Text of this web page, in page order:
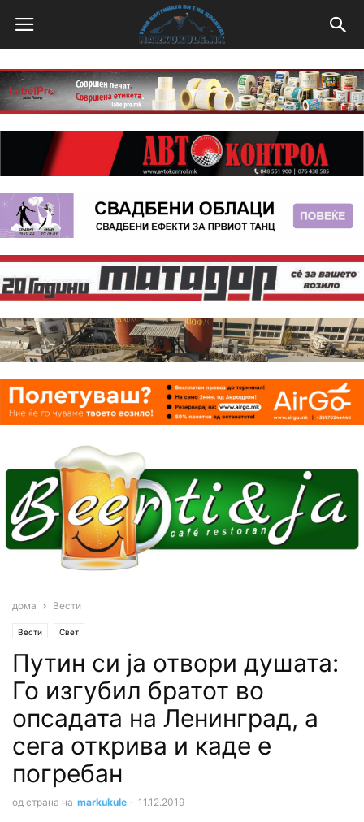
дома Вести
Вести Свет
Путин си ја отвори душата:
Го изгубил братот во
опсадата на Ленинград, а
сега открива и каде е
погребан
од страна на markukule - 11.12.2019